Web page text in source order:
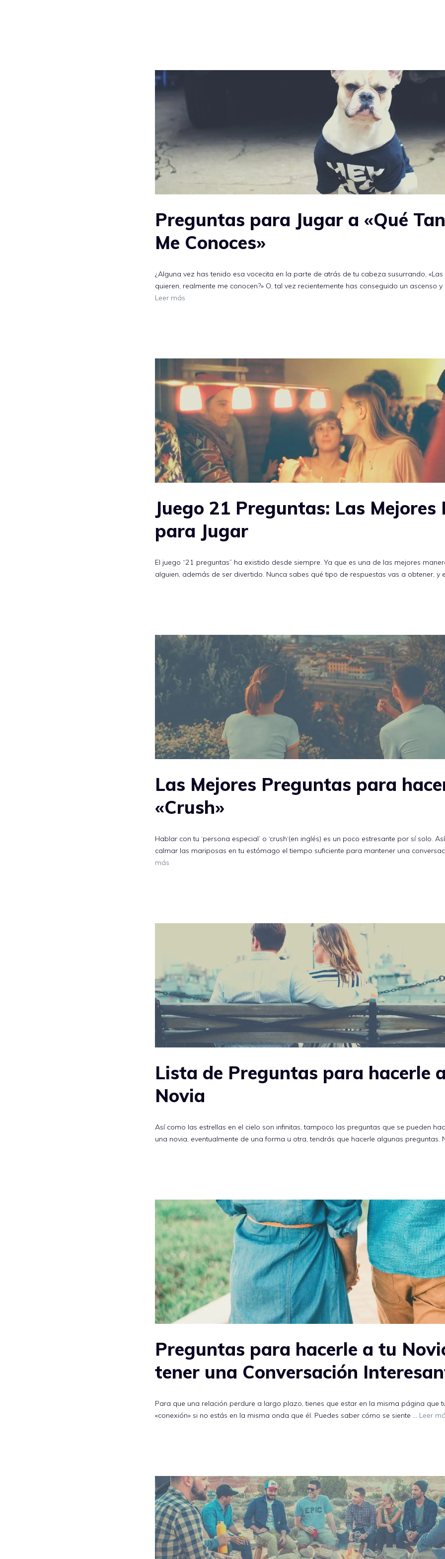
Preguntas para Jugar a «Qué
Me Conoces»
¿Alguna vez has tenido esa vocecita en la parte de atrás de tu cabeza susurrando,
quieren, realmente me conocen?» O, tal vez recientemente has conseguido un ascenso
Leer más
Juego 21 Preguntas: Las Mejores
para Jugar
El juego “21 preguntas” ha existido desde siempre. Ya que es una de las mejores
alguien, además de ser divertido. Nunca sabes qué tipo de respuestas vas a obtener, y
Las Mejores Preguntas para
«Crush»
Hablar con tu ‘persona especial’ o ‘crush‘(en inglés) es un poco estresante por sí solo.
calmar las mariposas en tu estómago el tiempo suficiente para mantener una
más
Lista de Preguntas para hacerle
Novia
Así como las estrellas en el cielo son infinitas, tampoco las preguntas que se pueden
una novia, eventualmente de una forma u otra, tendrás que hacerle algunas preguntas.
Preguntas para hacerle a tu
tener una Conversación
Para que una relación perdure a largo plazo, tienes que estar en la misma página que
«conexión» si no estás en la misma onda que él. Puedes saber cómo se siente … Leer